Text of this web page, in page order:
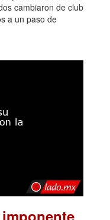
Scaloni antes
cambiaron de club
a un paso de